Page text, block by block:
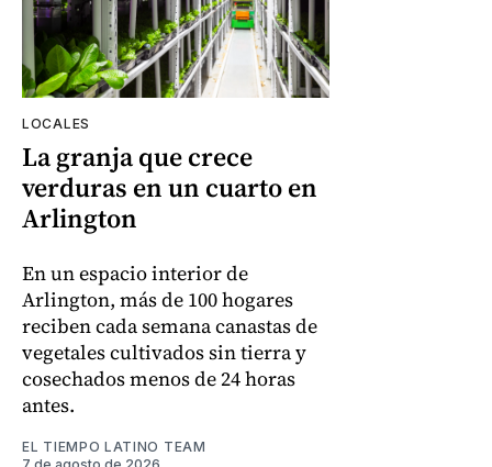
LOCALES
La granja que crece
verduras en un cuarto en
Arlington
En un espacio interior de
Arlington, más de 100 hogares
reciben cada semana canastas de
vegetales cultivados sin tierra y
cosechados menos de 24 horas
antes.
EL TIEMPO LATINO TEAM